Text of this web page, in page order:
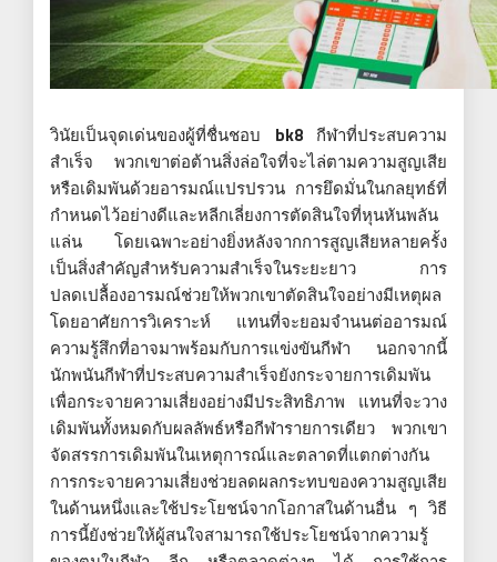
วินัยเป็นจุดเด่นของผู้ที่ชื่นชอบ bk8กีฬาที่ประสบความ
สำเร็จ พวกเขาต่อต้านสิ่งล่อใจที่จะไล่ตามความสูญเสีย
หรือเดิมพันด้วยอารมณ์แปรปรวน การยึดมั่นในกลยุทธ์ที่
กำหนดไว้อย่างดีและหลีกเลี่ยงการตัดสินใจที่หุนหันพลัน
แล่น โดยเฉพาะอย่างยิ่งหลังจากการสูญเสียหลายครั้ง
เป็นสิ่งสำคัญสำหรับความสำเร็จในระยะยาว การ
ปลดเปลื้องอารมณ์ช่วยให้พวกเขาตัดสินใจอย่างมีเหตุผล
โดยอาศัยการวิเคราะห์ แทนที่จะยอมจำนนต่ออารมณ์
ความรู้สึกที่อาจมาพร้อมกับการแข่งขันกีฬา นอกจากนี้
นักพนันกีฬาที่ประสบความสำเร็จยังกระจายการเดิมพัน
เพื่อกระจายความเสี่ยงอย่างมีประสิทธิภาพ แทนที่จะวาง
เดิมพันทั้งหมดกับผลลัพธ์หรือกีฬารายการเดียว พวกเขา
จัดสรรการเดิมพันในเหตุการณ์และตลาดที่แตกต่างกัน
การกระจายความเสี่ยงช่วยลดผลกระทบของความสูญเสีย
ในด้านหนึ่งและใช้ประโยชน์จากโอกาสในด้านอื่น ๆ วิธี
การนี้ยังช่วยให้ผู้สนใจสามารถใช้ประโยชน์จากความรู้